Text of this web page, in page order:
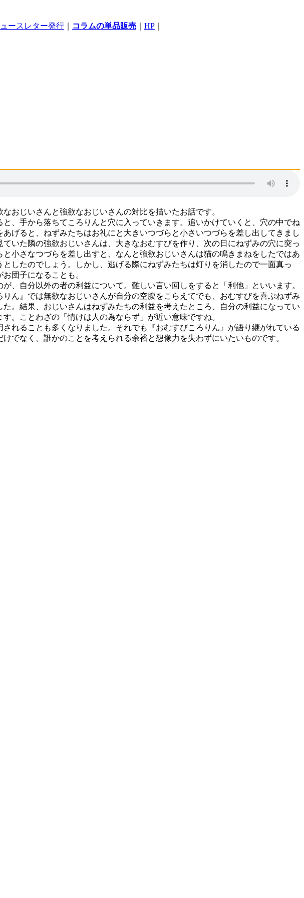
ースレター発行 コラムの単品販売 HP
おじいさんと強欲なおじいさんの対比を描いたお話です。
、手から落ちてころりんと穴に入っていきます。追いかけていくと、穴の中でね
げると、ねずみたちはお礼にと大きいつづらと小さいつづらを差し出してきまし
いた隣の強欲おじいさんは、大きなおむすびを作り、次の日にねずみの穴に突っ
小さなつづらを差し出すと、なんと強欲おじいさんは猫の鳴きまねをしたではあ
したのでしょう。しかし、逃げる際にねずみたちは灯りを消したので一面真っ
団子になることも。
、自分以外の者の利益について。難しい言い回しをすると「利他」といいます。
ん』では無欲なおじいさんが自分の空腹をこらえてでも、おむすびを喜ぶねずみ
。結果、おじいさんはねずみたちの利益を考えたところ、自分の利益になってい
。ことわざの「情けは人の為ならず」が近い意味ですね。
れることも多くなりました。それでも『おむすびころりん』が語り継がれている
でなく、誰かのことを考えられる余裕と想像力を失わずにいたいものです。